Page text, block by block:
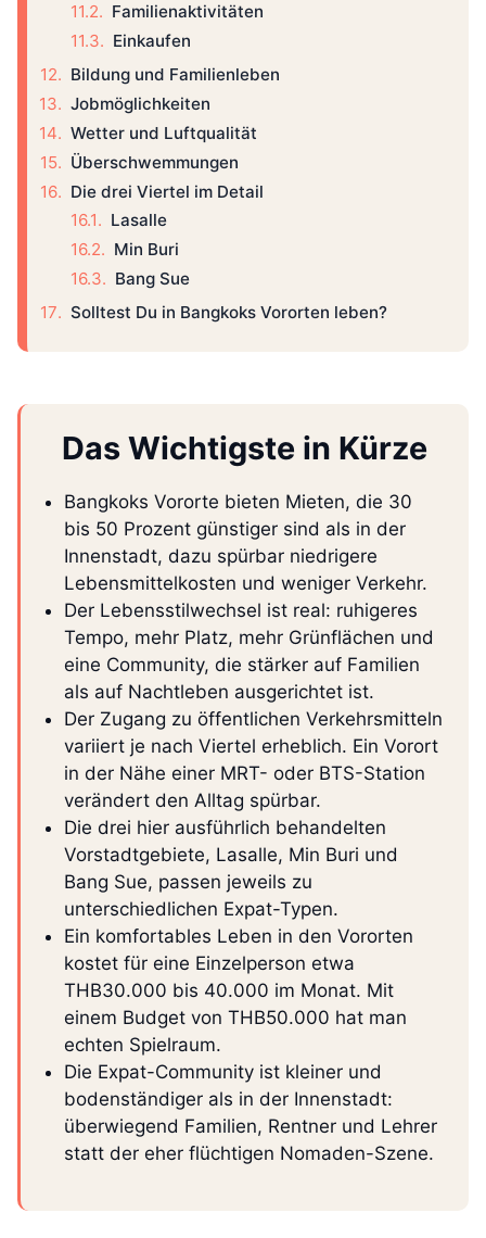
Familienaktivitäten
Einkaufen
Bildung und Familienleben
Jobmöglichkeiten
Wetter und Luftqualität
Überschwemmungen
Die drei Viertel im Detail
Lasalle
Min Buri
Bang Sue
Solltest Du in Bangkoks Vororten leben?
Das Wichtigste in Kürze
Bangkoks Vororte bieten Mieten, die 30
bis 50 Prozent günstiger sind als in der
Innenstadt, dazu spürbar niedrigere
Lebensmittelkosten und weniger Verkehr.
Der Lebensstilwechsel ist real: ruhigeres
Tempo, mehr Platz, mehr Grünflächen und
eine Community, die stärker auf Familien
als auf Nachtleben ausgerichtet ist.
Der Zugang zu öffentlichen Verkehrsmitteln
variiert je nach Viertel erheblich. Ein Vorort
in der Nähe einer MRT- oder BTS-Station
verändert den Alltag spürbar.
Die drei hier ausführlich behandelten
Vorstadtgebiete, Lasalle, Min Buri und
Bang Sue, passen jeweils zu
unterschiedlichen Expat-Typen.
Ein komfortables Leben in den Vororten
kostet für eine Einzelperson etwa
THB30.000 bis 40.000 im Monat. Mit
einem Budget von THB50.000 hat man
echten Spielraum.
Die Expat-Community ist kleiner und
bodenständiger als in der Innenstadt:
überwiegend Familien, Rentner und Lehrer
statt der eher flüchtigen Nomaden-Szene.